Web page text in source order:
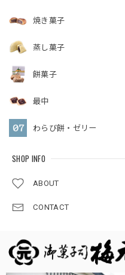
焼き菓子
蒸し菓子
餅菓子
最中
わらび餅・ゼリー
SHOP INFO
ABOUT
CONTACT